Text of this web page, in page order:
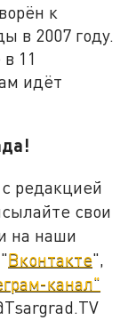
к
в 2007 году.
11
идёт
редакцией
свои
на наши
Вконтакте",
канал"